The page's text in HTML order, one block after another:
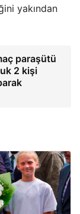
yakından
paraşütü
2 kişi